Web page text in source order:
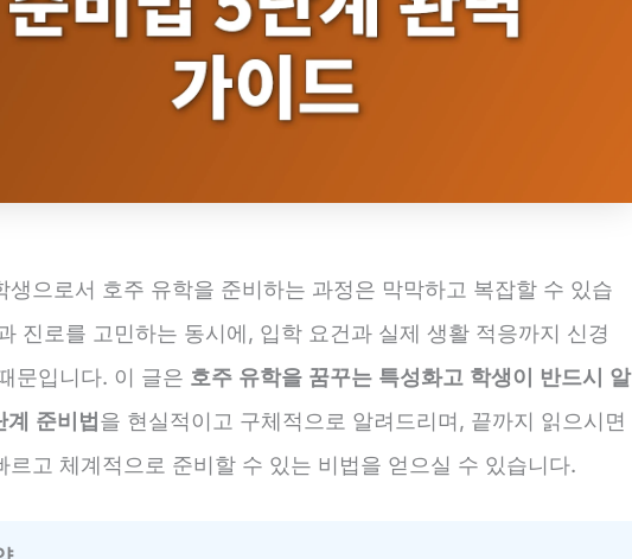
생으로서 호주 유학을 준비하는 과정은 막막하고 복잡할 수 있습
진로를 고민하는 동시에, 입학 요건과 실제 생활 적응까지 신경
문입니다. 이 글은 호주 유학을 꿈꾸는 특성화고 학생이 반드시 알
계 준비법을 현실적이고 구체적으로 알려드리며, 끝까지 읽으시면
르고 체계적으로 준비할 수 있는 비법을 얻으실 수 있습니다.